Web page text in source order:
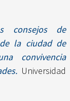
consejos de
la ciudad de
convivencia
Universidad